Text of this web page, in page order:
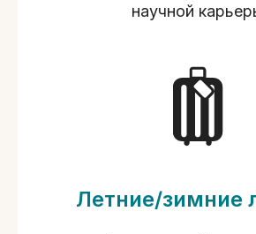
научной
Летние/зимние